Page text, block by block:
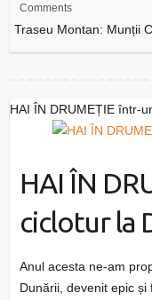
Comments
Traseu Montan: Munții
HAI ÎN DRUMEȚIE într-
HAI ÎN
ciclotur la
Anul acesta ne-am
Dunării, devenit epic și